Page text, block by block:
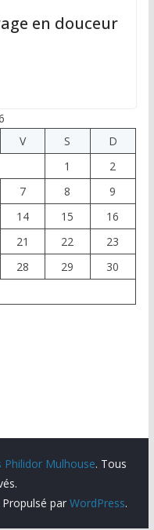
en douceur
V S
D
1
2
7 8
9
14 15
16
21 22
23
28 29
30
Philidor Mulhouse. Tous
par WordPress.